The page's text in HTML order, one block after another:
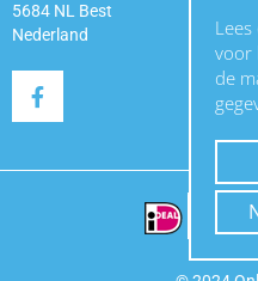
5684 NL Best
Nederland
voor
de